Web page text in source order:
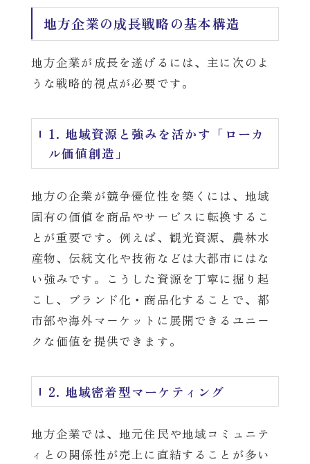
地方企業の成長戦略の基本構造
地方企業が成長を遂げるには、主に次のよ
うな戦略的視点が必要です。
1. 地域資源と強みを活かす「ローカ
ル価値創造」
地方の企業が競争優位性を築くには、地域
固有の価値を商品やサービスに転換するこ
とが重要です。例えば、観光資源、農林水
産物、伝統文化や技術などは大都市にはな
い強みです。こうした資源を丁寧に掘り起
こし、ブランド化・商品化することで、都
市部や海外マーケットに展開できるユニー
クな価値を提供できます。
2. 地域密着型マーケティング
地方企業では、地元住民や地域コミュニテ
ィとの関係性が売上に直結することが多い